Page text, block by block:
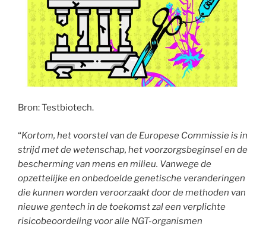
Bron: Testbiotech.
“Kortom, het voorstel van de Europese Commissie is in
strijd met de wetenschap, het voorzorgsbeginsel en de
bescherming van mens en milieu. Vanwege de
opzettelijke en onbedoelde genetische veranderingen
die kunnen worden veroorzaakt door de methoden van
nieuwe gentech in de toekomst zal een verplichte
risicobeoordeling voor alle NGT-organismen